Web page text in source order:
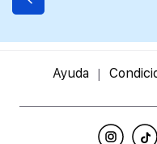
Ayuda